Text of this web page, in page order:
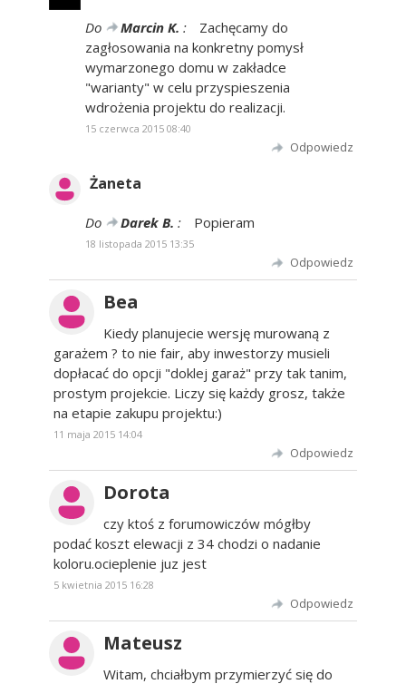
Do Marcin K. :
Zachęcamy do
zagłosowania na konkretny pomysł
wymarzonego domu w zakładce
"warianty" w celu przyspieszenia
wdrożenia projektu do realizacji.
15 czerwca 2015 08:40
Odpowiedz
Żaneta
Do Darek B. : Popieram
18 listopada 2015 13:35
Odpowiedz
Bea
Kiedy planujecie wersję murowaną z
garażem ? to nie fair, aby inwestorzy musieli
dopłacać do opcji "doklej garaż" przy tak tanim,
prostym projekcie. Liczy się każdy grosz, także
na etapie zakupu projektu:)
11 maja 2015 14:04
Odpowiedz
Dorota
czy ktoś z forumowiczów mógłby
podać koszt elewacji z 34 chodzi o nadanie
koloru.ocieplenie juz jest
5 kwietnia 2015 16:28
Odpowiedz
Mateusz
Witam, chciałbym przymierzyć się do